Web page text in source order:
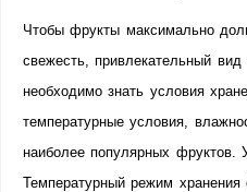
Чтобы фрукты максимально
свежесть, привлекательный
необходимо знать условия
температурные условия,
наиболее популярных фруктов.
Температурный режим